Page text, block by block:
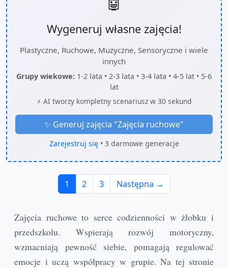
Wygeneruj własne zajęcia!
Plastyczne, Ruchowe, Muzyczne, Sensoryczne i wiele
innych
Grupy wiekowe: 1-2 lata • 2-3 lata • 3-4 lata • 4-5 lat • 5-6
lat
⚡ AI tworzy kompletny scenariusz w 30 sekund
✨ Generuj zajęcia "Zajęcia ruchowe"
Zarejestruj się• 3 darmowe generacje
1 2 3 Następna →
Zajęcia ruchowe to serce codzienności w żłobku i
przedszkolu. Wspierają rozwój motoryczny,
wzmacniają pewność siebie, pomagają regulować
emocje i uczą współpracy w grupie. Na tej stronie